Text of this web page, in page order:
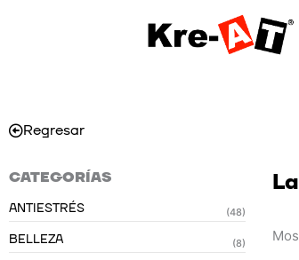
Regresar
CATEGORÍAS
ANTIESTRÉS (48)
BELLEZA (8)